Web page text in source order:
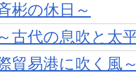
彬の休日～
古代の息吹と太
貿易港に吹く風